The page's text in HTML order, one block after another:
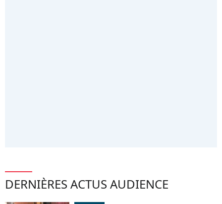
DERNIÈRES ACTUS AUDIENCE